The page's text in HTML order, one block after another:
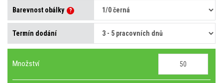
Barevnost obálky ?
Termín dodání
Množství